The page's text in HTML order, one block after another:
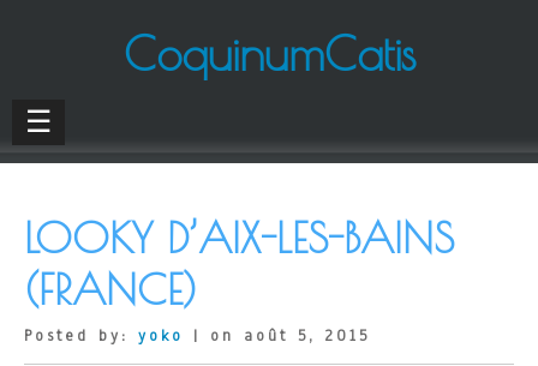
CoquinumCatis
☰
LOOKY D’AIX-LES-BAINS
(FRANCE)
Posted by: yoko | on août 5, 2015